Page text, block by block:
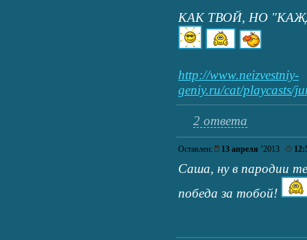
КАК ТВОЙ, НО
http://www.neizvestniy-
geniy.ru/cat/playcasts/
2 ответа
Оставлен: 13 апреля ’2013
Саша, ну в пародии
победа за тобой!